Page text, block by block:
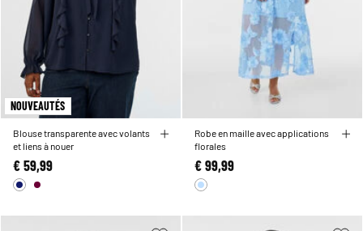
NOUVEAUTÉS
Blouse transparente avec volants
et liens à nouer
€ 59,99
Robe en maille avec applications
florales
€ 99,99